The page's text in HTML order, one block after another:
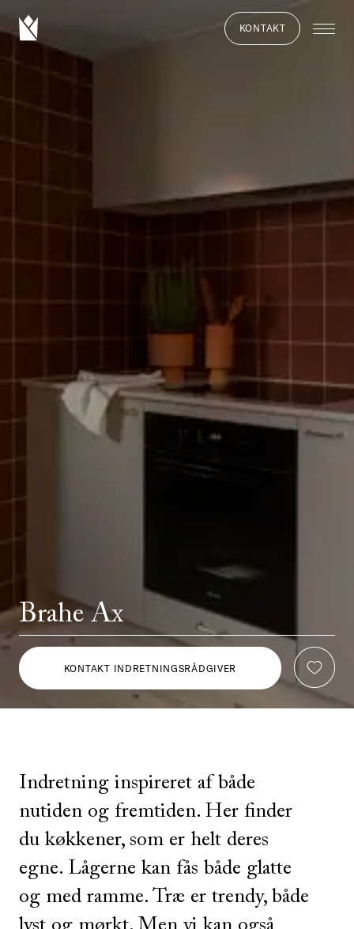
KONTAKT
Brahe Ax
KONTAKT INDRETNINGSRÅDGIVER
Indretning inspireret af både
nutiden og fremtiden. Her finder
du køkkener, som er helt deres
egne. Lågerne kan fås både glatte
og med ramme. Træ er trendy, både